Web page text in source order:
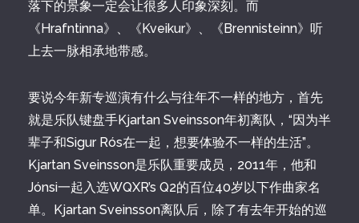
落下的景象一定会让很多人印象深刻。而
《Hrafntinna》、《Kveikur》、《Brennisteinn》听
上去一脉相承地带感。
要说今年新专巡演有什么与往年不一样的地方，首先
就是乐队键盘手Kjartan Sveinsson年初离队，“因为半
辈子和Sigur Rós在一起，想要体验不一样的生活”。
Kjartan Sveinsson是乐队重要成员，2011年，他和
Jónsi一起入选WQXR’s Q2的百位40岁以下作曲家名
单。Kjartan Sveinsson离队后，除了有去年开始的巡